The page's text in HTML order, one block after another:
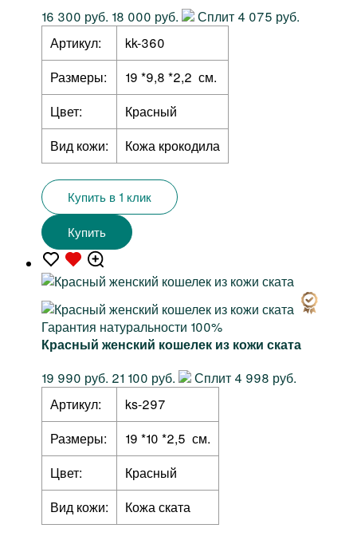
16 300 руб. 18 000 руб.
Сплит 4 075 руб.
Артикул:
kk-360
Размеры:
19 *9,8 *2,2 см.
Цвет:
Красный
Вид кожи:
Кожа крокодила
Купить в 1 клик
Купить
Гарантия натуральности 100%
Красный женский кошелек из кожи ската
19 990 руб. 21 100 руб.
Сплит 4 998 руб.
Артикул:
ks-297
Размеры:
19 *10 *2,5 см.
Цвет:
Красный
Вид кожи:
Кожа ската